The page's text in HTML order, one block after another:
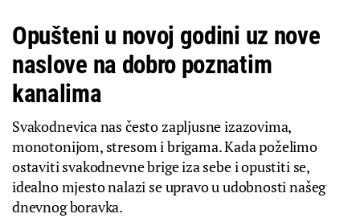
Opušteni u novoj godini uz nove
naslove na dobro poznatim
kanalima
Svakodnevica nas često zapljusne izazovima,
monotonijom, stresom i brigama. Kada poželimo
ostaviti svakodnevne brige iza sebe i opustiti se,
idealno mjesto nalazi se upravo u udobnosti našeg
dnevnog boravka.